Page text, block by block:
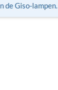
Giso-lampen.